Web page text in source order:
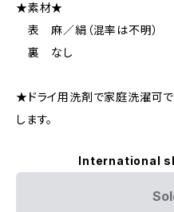
★素材★
表 麻／絹（混率は不明）
裏 なし
★ドライ用洗剤で家庭洗濯可で
します。
International